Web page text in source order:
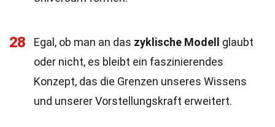
28 Egal, ob man an das zyklische Modell
glaubt
oder nicht, es bleibt ein faszinierendes
Konzept, das die Grenzen unseres Wissens
und unserer Vorstellungskraft erweitert.